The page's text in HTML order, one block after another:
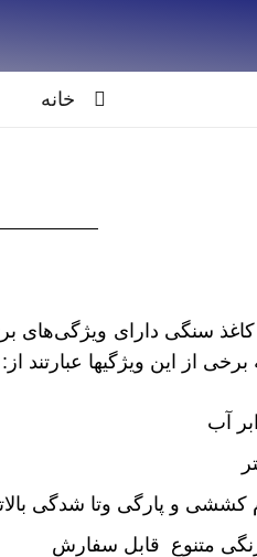
خانه
کاغذ سنگی دارای ویژگی‌های
از این ویژگیها عبارتند از:
آب
کششی و پارگی وتا شدگی
متنوع قابل سفارش